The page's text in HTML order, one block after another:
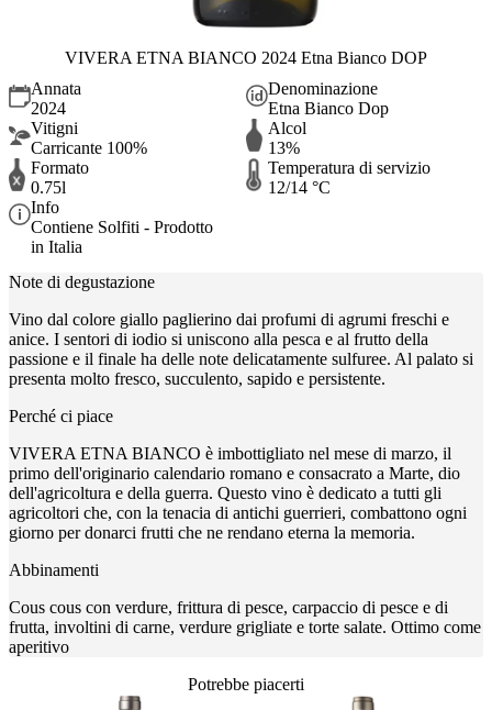
VIVERA ETNA BIANCO 2024 Etna Bianco DOP
Annata
2024
Denominazione
Etna Bianco Dop
Vitigni
Carricante 100%
Alcol
13%
Formato
0.75l
Temperatura di servizio
12/14 °C
Info
Contiene Solfiti - Prodotto
in Italia
Note di degustazione
Vino dal colore giallo paglierino dai profumi di agrumi freschi e
anice. I sentori di iodio si uniscono alla pesca e al frutto della
passione e il finale ha delle note delicatamente sulfuree. Al palato si
presenta molto fresco, succulento, sapido e persistente.
Perché ci piace
VIVERA ETNA BIANCO è imbottigliato nel mese di marzo, il
primo dell'originario calendario romano e consacrato a Marte, dio
dell'agricoltura e della guerra. Questo vino è dedicato a tutti gli
agricoltori che, con la tenacia di antichi guerrieri, combattono ogni
giorno per donarci frutti che ne rendano eterna la memoria.
Abbinamenti
Cous cous con verdure, frittura di pesce, carpaccio di pesce e di
frutta, involtini di carne, verdure grigliate e torte salate. Ottimo come
aperitivo
Potrebbe piacerti